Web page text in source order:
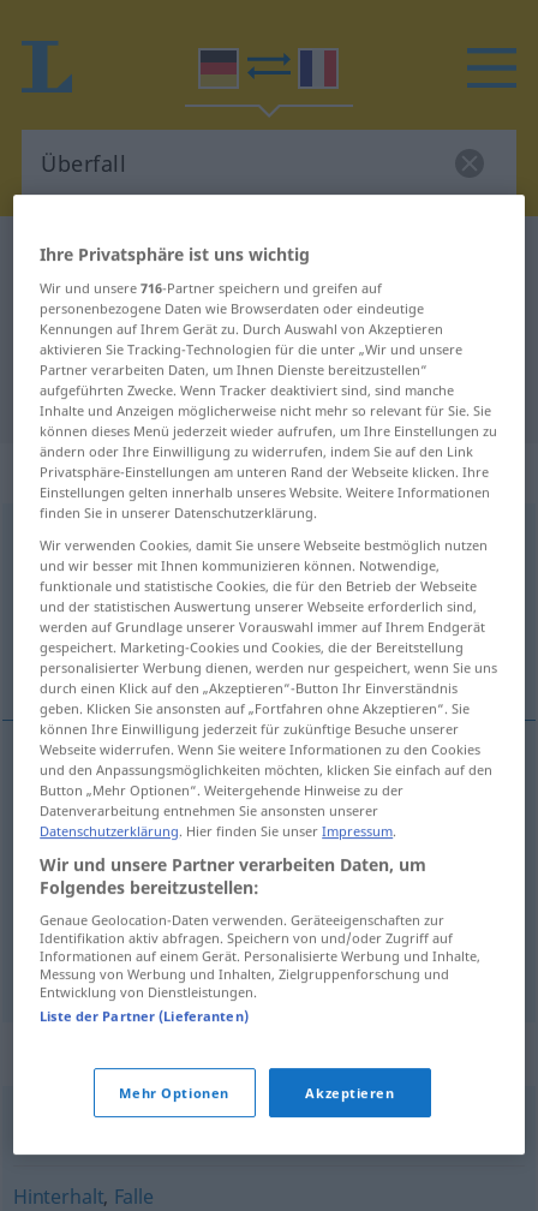
Deutsch-Französisch Wörterbuch
Deutsch-Französisch Übersetzung
für "Überfall"
"Überfall" Französisch Übersetzung
„Überfall“: Maskulinum
Überfall
Übersicht aller Übersetzungen
(Für mehr Details die Übersetzung anklicken/antippen)
attaque, agression visite-surprise
attaquef Überfall (≈ Raubüberfall)a. MIL
agressionf Überfall
visite-surprisef Überfall UMG FIG HUM
Hinterhalt, Falle
Ihre Privatsphäre ist uns wichtig
Wir und unsere716-Partner speichern und greifen auf
personenbezogene Daten wie Browserdaten oder eindeutige
Kennungen auf Ihrem Gerät zu. Durch Auswahl von Akzeptieren
aktivieren Sie Tracking-Technologien für die unter „Wir und unsere
Partner verarbeiten Daten, um Ihnen Dienste bereitzustellen“
aufgeführten Zwecke. Wenn Tracker deaktiviert sind, sind manche
Inhalte und Anzeigen möglicherweise nicht mehr so relevant für Sie. Sie
können dieses Menü jederzeit wieder aufrufen, um Ihre Einstellungen zu
ändern oder Ihre Einwilligung zu widerrufen, indem Sie auf den Link
Privatsphäre-Einstellungen am unteren Rand der Webseite klicken. Ihre
Einstellungen gelten innerhalb unseres Website. Weitere Informationen
finden Sie in unserer Datenschutzerklärung.
Wir verwenden Cookies, damit Sie unsere Webseite bestmöglich nutzen
und wir besser mit Ihnen kommunizieren können. Notwendige,
funktionale und statistische Cookies, die für den Betrieb der Webseite
und der statistischen Auswertung unserer Webseite erforderlich sind,
werden auf Grundlage unserer Vorauswahl immer auf Ihrem Endgerät
gespeichert. Marketing-Cookies und Cookies, die der Bereitstellung
personalisierter Werbung dienen, werden nur gespeichert, wenn Sie uns
durch einen Klick auf den „Akzeptieren“-Button Ihr Einverständnis
geben. Klicken Sie ansonsten auf „Fortfahren ohne Akzeptieren“. Sie
können Ihre Einwilligung jederzeit für zukünftige Besuche unserer
Webseite widerrufen. Wenn Sie weitere Informationen zu den Cookies
und den Anpassungsmöglichkeiten möchten, klicken Sie einfach auf den
Button „Mehr Optionen“. Weitergehende Hinweise zu der
Datenverarbeitung entnehmen Sie ansonsten unserer
Datenschutzerklärung. Hier finden Sie unserImpressum.
Wir und unsere Partner verarbeiten Daten, um
Folgendes bereitzustellen:
Genaue Geolocation-Daten verwenden. Geräteeigenschaften zur
Identifikation aktiv abfragen. Speichern von und/oder Zugriff auf
Informationen auf einem Gerät. Personalisierte Werbung und Inhalte,
Messung von Werbung und Inhalten, Zielgruppenforschung und
Entwicklung von Dienstleistungen.
Liste der Partner (Lieferanten)
Mehr Optionen Akzeptieren